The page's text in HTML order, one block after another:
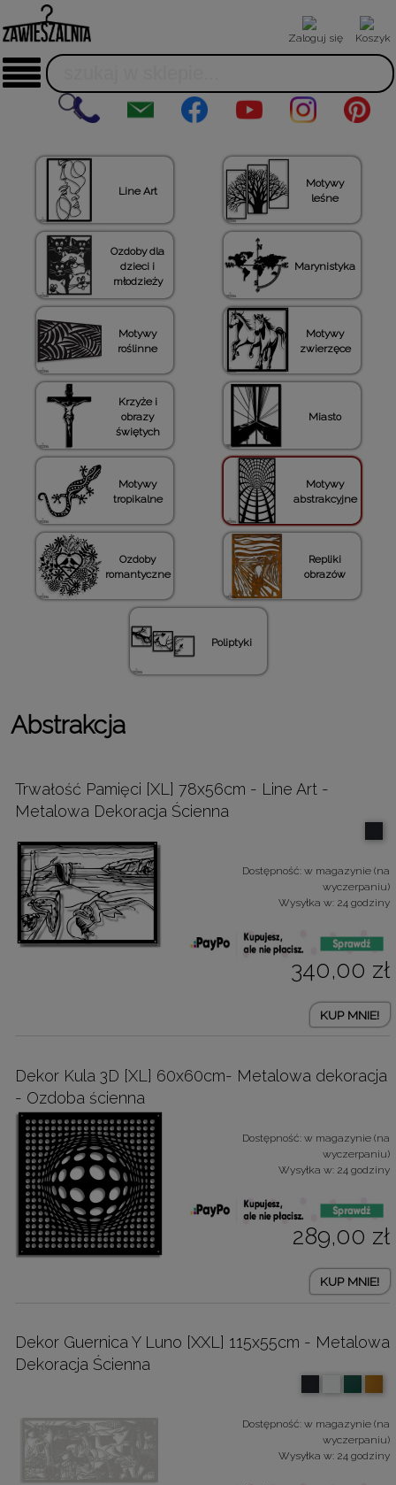
Zaloguj się Koszyk
Line Art
Motywy
leśne
Ozdoby dla
dzieci i
młodzieży
Marynistyka
Motywy
roślinne
Motywy
zwierzęce
Krzyże i
obrazy
świętych
Miasto
Motywy
tropikalne
Motywy
abstrakcyjne
Ozdoby
romantyczne
Repliki
obrazów
Poliptyki
Abstrakcja
Trwałość Pamięci [XL] 78x56cm - Line Art -
Metalowa Dekoracja Ścienna
Dostępność: w magazynie (na
wyczerpaniu)
Wysyłka w: 24 godziny
340,00 zł
KUP MNIE!
Dekor Kula 3D [XL] 60x60cm- Metalowa dekoracja
- Ozdoba ścienna
Dostępność: w magazynie (na
wyczerpaniu)
Wysyłka w: 24 godziny
289,00 zł
KUP MNIE!
Dekor Guernica Y Luno [XXL] 115x55cm - Metalowa
Dekoracja Ścienna
Dostępność: w magazynie (na
wyczerpaniu)
Wysyłka w: 24 godziny